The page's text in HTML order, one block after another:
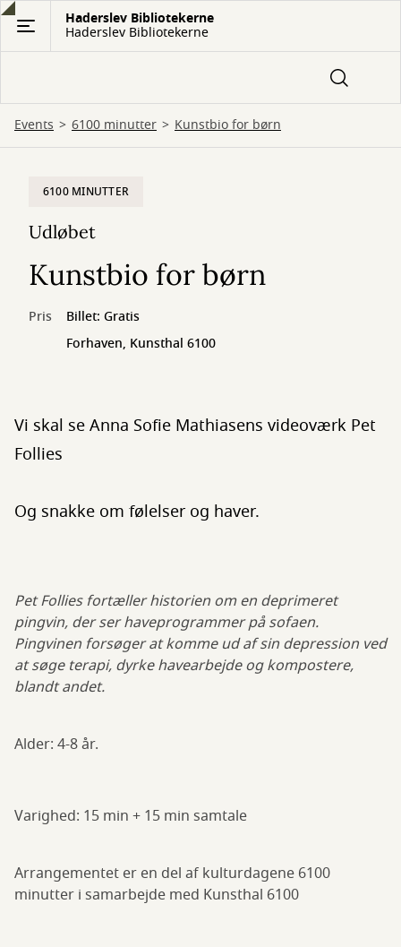
Gå
hovedindhold
Haderslev Bibliotekerne
Haderslev Bibliotekerne
Events 6100 minutter Kunstbio for børn
6100 MINUTTER
Udløbet
Kunstbio for børn
Pris
Billet: Gratis
Forhaven, Kunsthal 6100
Vi skal se Anna Sofie Mathiasens videoværk Pet
Follies
Og snakke om følelser og haver.
Pet Follies fortæller historien om en deprimeret
pingvin, der ser haveprogrammer på sofaen.
Pingvinen forsøger at komme ud af sin depression ved
at søge terapi, dyrke havearbejde og kompostere,
blandt andet.
Alder: 4-8 år.
Varighed: 15 min + 15 min samtale
Arrangementet er en del af kulturdagene 6100
minutter i samarbejde med Kunsthal 6100